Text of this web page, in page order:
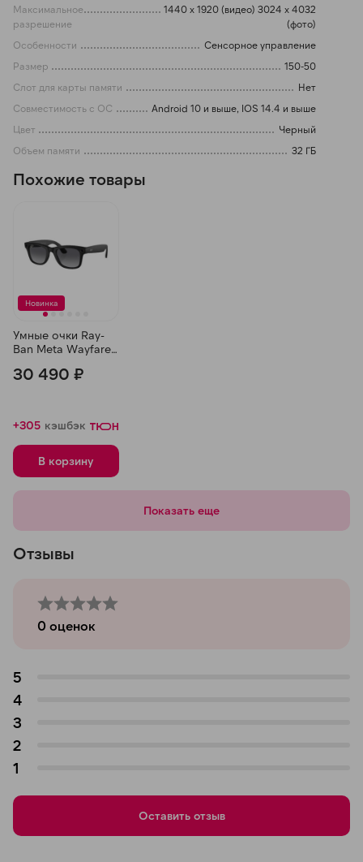
Максимальное
разрешение
1440 x 1920 (видео) 3024 x 4032
(фото)
Особенности
Сенсорное управление
Размер
150-50
Слот для карты памяти
Нет
Совместимость с ОС
Android 10 и выше, IOS 14.4 и выше
Цвет
Черный
Объем памяти
32 ГБ
Похожие товары
Новинка
Умные очки Ray-
Ban Meta Wayfarer
Polar Gradient
30 490 ₽
+305 кэшбэк
В корзину
Показать еще
Отзывы
0 оценок
5
4
3
2
1
Оставить отзыв